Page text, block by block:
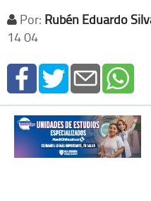
Por: Rubén Eduardo
14 04